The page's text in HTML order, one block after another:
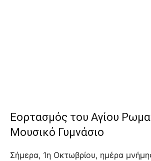
Εορτασμός του Αγίου
Μουσικό Γυμνάσιο
Σήμερα, 1η Οκτωβρίου, ημέρα